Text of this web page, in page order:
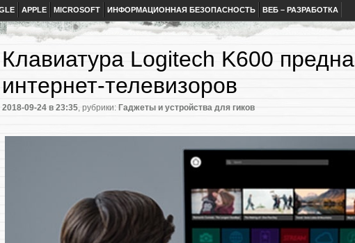
APPLE MICROSOFT ИНФОРМАЦИОННАЯ БЕЗОПАСНОСТЬ ВЕБ – РАЗРАБОТКА
Клавиатура Logitech K600
интернет-телевизоров
2018-09-24 в 23:35, рубрики: Гаджеты и устройства для гиков